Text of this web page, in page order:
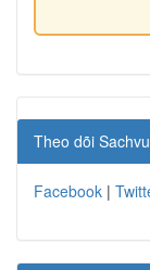
Theo dõi
Facebook |